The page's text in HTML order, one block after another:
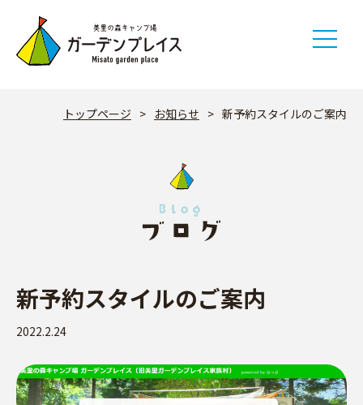
content
トップページ > お知らせ > 新予約スタイルのご案内
新予約スタイルのご案内
2022.2.24